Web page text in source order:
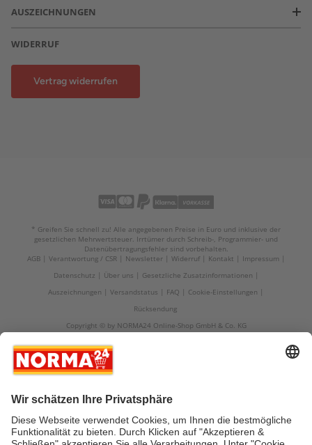
AUSZEICHNUNGEN
WIDERRUF
Vertrag widerrufen
* Greifen Sie schnell zu! Alle angegebenen Preise in Euro und inklusive der
gesetzlichen Mehrwertsteuer. Irrtümer durch Schreib-, Programmier- und
Datenübertragungsfehler sind vorbehalten.
AGB
Verantwortung / CSR Newsletter Widerruf Kontakt
Impressum
Datenschutz
Über uns
Gesetzliche Zusatzinformationen
Auszeichnungen
Versandstatus FAQ
Cookie-Einstellungen
Rücksendung
Copyright © by NORMA24 Online-Shop GmbH & Co. KG